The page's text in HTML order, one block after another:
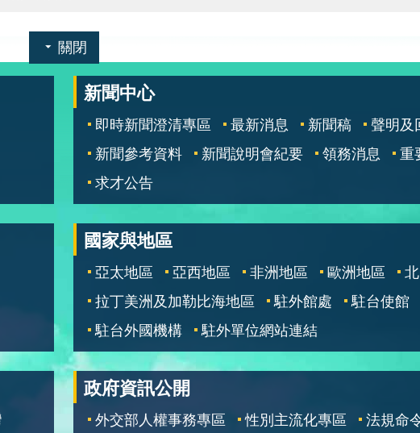
關閉
新聞中心
即時新聞澄清專區 最新消息 新聞稿
聲明及
新聞參考資料
新聞說明會紀要 領務消息
重
求才公告
國家與地區
亞太地區 亞西地區 非洲地區 歐洲地區
拉丁美洲及加勒比海地區
駐外館處
駐台使館
駐台外國機構
駐外單位網站連結
政府資訊公開
外交部人權事務專區 性別主流化專區
法規命